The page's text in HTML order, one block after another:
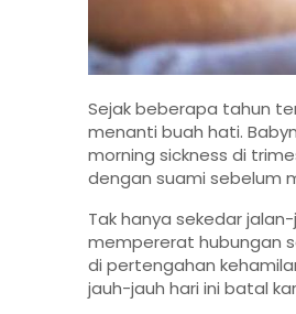
Sejak beberapa tahun
menanti buah hati.
morning sickness di
dengan suami sebelum
Tak hanya sekedar
mempererat hubungan
di pertengahan
jauh-jauh hari ini batal